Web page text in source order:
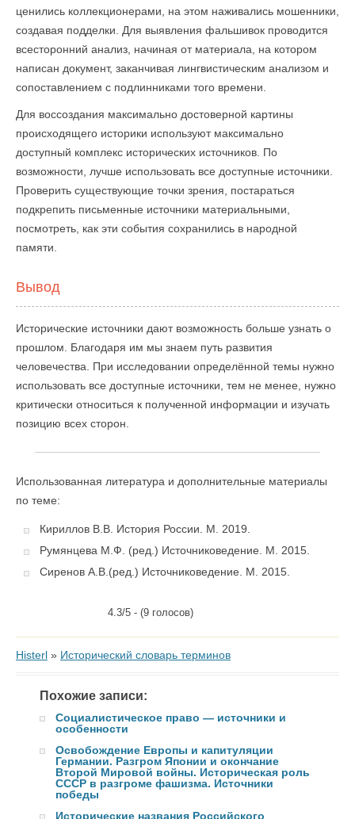
ценились коллекционерами, на этом наживались мошенники,
создавая подделки. Для выявления фальшивок проводится
всесторонний анализ, начиная от материала, на котором
написан документ, заканчивая лингвистическим анализом и
сопоставлением с подлинниками того времени.
Для воссоздания максимально достоверной картины
происходящего историки используют максимально
доступный комплекс исторических источников. По
возможности, лучше использовать все доступные источники.
Проверить существующие точки зрения, постараться
подкрепить письменные источники материальными,
посмотреть, как эти события сохранились в народной
памяти.
Вывод
Исторические источники дают возможность больше узнать о
прошлом. Благодаря им мы знаем путь развития
человечества. При исследовании определённой темы нужно
использовать все доступные источники, тем не менее, нужно
критически относиться к полученной информации и изучать
позицию всех сторон.
Использованная литература и дополнительные материалы
по теме:
Кириллов В.В. История России. М. 2019.
Румянцева М.Ф. (ред.) Источниковедение. М. 2015.
Сиренов А.В.(ред.) Источниковедение. М. 2015.
4.3/5 - (9 голосов)
Histerl » Исторический словарь терминов
Похожие записи:
Социалистическое право — источники и
особенности
Освобождение Европы и капитуляции
Германии. Разгром Японии и окончание
Второй Мировой войны. Историческая роль
СССР в разгроме фашизма. Источники
победы
Исторические названия Российского